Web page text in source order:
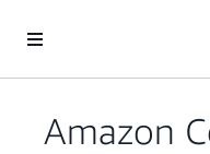
Amazon